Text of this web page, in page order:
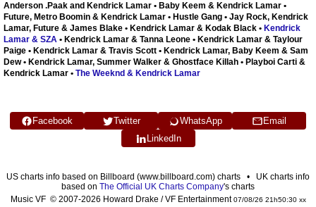
Anderson .Paak and Kendrick Lamar • Baby Keem & Kendrick Lamar •
Future, Metro Boomin & Kendrick Lamar • Hustle Gang • Jay Rock, Kendrick
Lamar, Future & James Blake • Kendrick Lamar & Kodak Black • Kendrick
Lamar & SZA • Kendrick Lamar & Tanna Leone • Kendrick Lamar & Taylour
Paige • Kendrick Lamar & Travis Scott • Kendrick Lamar, Baby Keem & Sam
Dew • Kendrick Lamar, Summer Walker & Ghostface Killah • Playboi Carti &
Kendrick Lamar • The Weeknd & Kendrick Lamar
Facebook Twitter WhatsApp
Email
LinkedIn
US charts info based on Billboard (www.billboard.com) charts • UK charts info
based on The Official UK Charts Company's charts
Music VF © 2007-2026 Howard Drake / VF Entertainment07/08/26 21h50:30 xx